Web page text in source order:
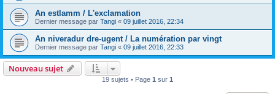
An estlamm / L'exclamation
Dernier message par Tangi « 09 juillet 2016, 22:34
An niveradur dre-ugent / La numération par vingt
Dernier message par Tangi « 09 juillet 2016, 22:33
Nouveau sujet
19 sujets • Page 1 sur 1